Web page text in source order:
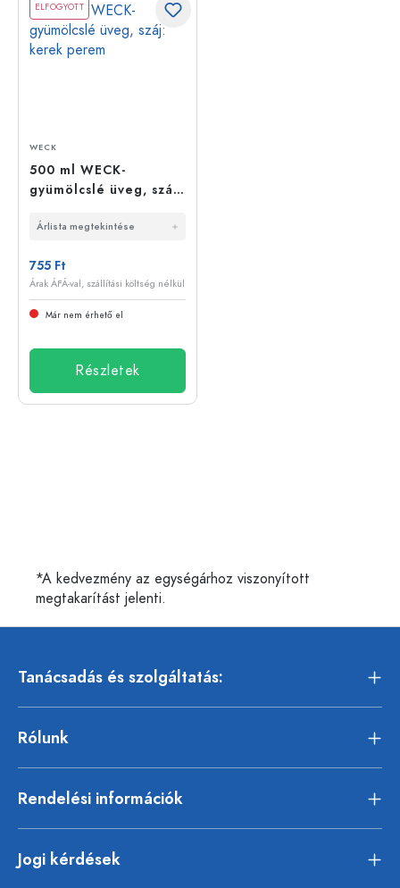
ELFOGYOTT
WECK
500 ml WECK-
gyümölcslé üveg, száj:
Árlista megtekintése
755 Ft
Árak ÁFÁ-val, szállítási költség nélkül
Már nem érhető el
Részletek
*A kedvezmény az egységárhoz viszonyított
megtakarítást jelenti.
Tanácsadás és szolgáltatás:
Rólunk
Rendelési információk
Jogi kérdések